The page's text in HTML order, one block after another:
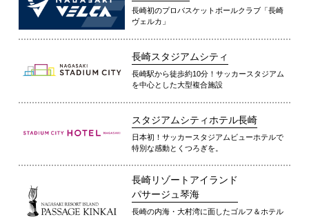
長崎初のプロバスケットボールクラブ「長崎
ヴェルカ」
長崎スタジアムシティ
長崎駅から徒歩約10分！サッカースタジアム
を中心とした大型複合施設
スタジアムシティホテル長崎
日本初！サッカースタジアムビューホテルで
特別な感動とくつろぎを。
長崎リゾートアイランド
パサージュ琴海
長崎の内海・大村湾に面したゴルフ＆ホテル